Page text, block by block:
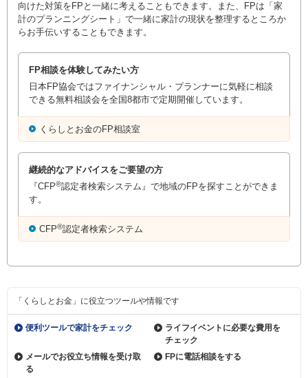
向けた対策をFPと一緒に考えることもできます。また、FPは「家
計のプランニングシート」で一緒に家計の現状を整理するところか
らお手伝いすることもできます。
FP相談を体験してみたい方
日本FP協会ではファイナンシャル・プランナーに気軽に相談
できる無料相談会を全国8都市で定期開催しています。
くらしとお金のFP相談室
継続的なアドバイスをご要望の方
『CFP®認定者検索システム』で地域のFPを探すことができま
す。
CFP®認定者検索システム
「くらしとお金」に役立つツールや情報です
便利ツールで家計をチェック
ライフイベントに必要な費用を
チェック
メールでお役立ち情報を受け取
る
FPに電話相談をする